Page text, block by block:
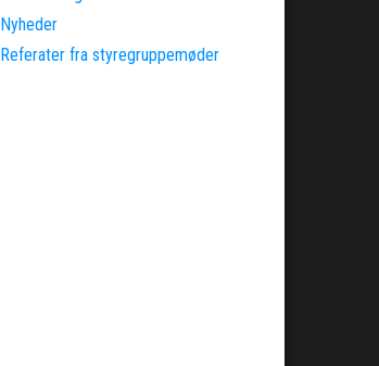
Nyheder
Referater fra styregruppemøder